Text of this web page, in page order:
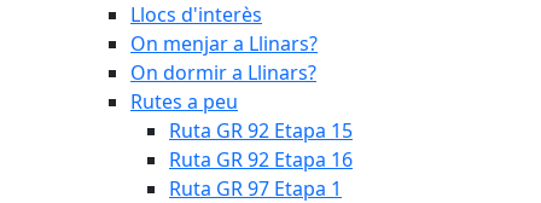
Llocs d'interès
On menjar a Llinars?
On dormir a Llinars?
Rutes a peu
Ruta GR 92 Etapa 15
Ruta GR 92 Etapa 16
Ruta GR 97 Etapa 1